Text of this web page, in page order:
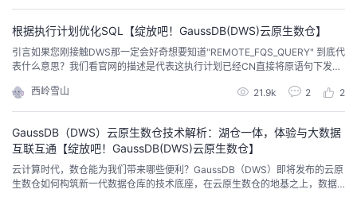
根据执行计划优化SQL【绽放吧！GaussDB(DWS)云原生数仓】
引言如果您刚接触DWS那一定会好奇想要知道"REMOTE_FQS_QUERY" 到底代
表什么意思？我们看官网的描述是代表这执行计划已经CN直接将原语句下发到
了，真的是这样吗？ FQS计划，完全下推两表JOIN，且其连接条件为各表的分
布列，在关闭stream算子的情况下，CN会直接将该语句发送至各DN执行，最
西岭雪山 21.9k 2 2
GaussDB（DWS）云原生数仓技术解析：湖仓一体，体验与大数据
互联互通【绽放吧！GaussDB(DWS)云原生数仓】
云计算时代，数仓能为我们带来哪些便利？GaussDB（DWS）即将发布的云原
生数仓如何构筑新一代数据仓库的技术底座，在云原生数仓的地基之上，数据